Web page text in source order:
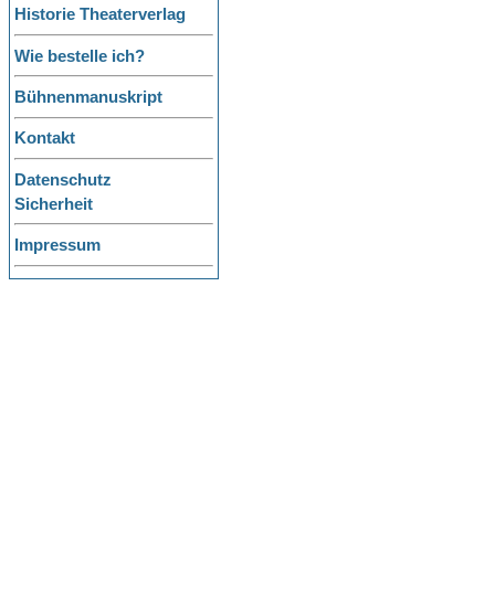
Historie Theaterverlag
Wie bestelle ich?
Bühnenmanuskript
Kontakt
Datenschutz
Sicherheit
Impressum